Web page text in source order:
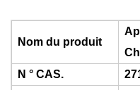
Nom du produit
N ° CAS.